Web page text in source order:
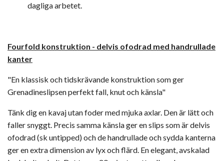
dagliga arbetet.
Fourfold konstruktion - delvis ofodrad med handrullade
kanter
"En klassisk och tidskrävande konstruktion som ger
Grenadineslipsen perfekt fall, knut och känsla"
Tänk dig en kavaj utan foder med mjuka axlar. Den är lätt och
faller snyggt. Precis samma känsla ger en slips som är delvis
ofodrad (sk untipped) och de handrullade och sydda kanterna
ger en extra dimension av lyx och flärd. En elegant, avskalad